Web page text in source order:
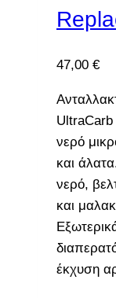
47,00 €
UltraCarb
νερό
και
νερό,
και
έκχυση